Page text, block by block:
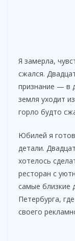
Я замерла,
сжался.
признание — в
земля уходит
горло будто
Юбилей я
детали.
хотелось
ресторан с
самые близкие
Петербурга,
своего